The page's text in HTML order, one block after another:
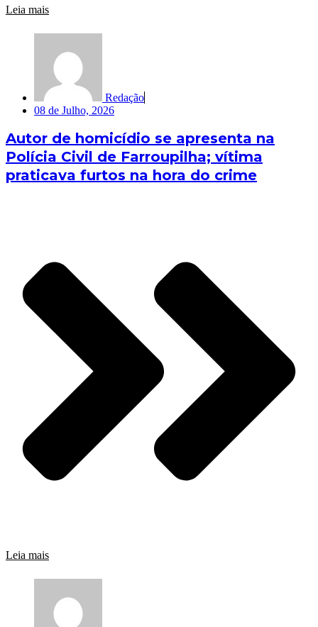
Leia mais
Redação
08 de Julho, 2026
Autor de homicídio se apresenta na
Polícia Civil de Farroupilha; vítima
praticava furtos na hora do crime
Leia mais